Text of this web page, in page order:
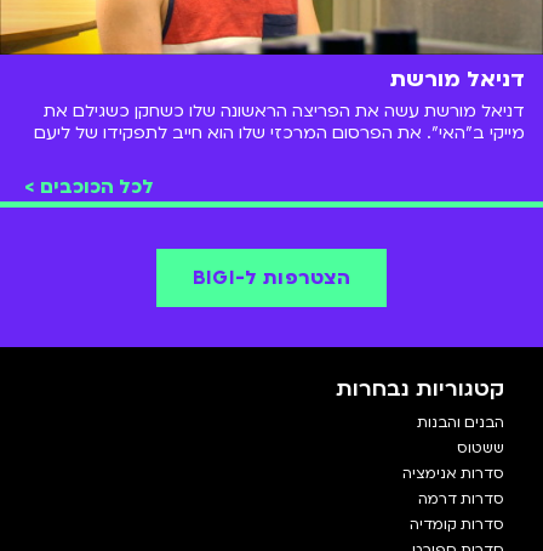
דניאל מורשת
דניאל מורשת עשה את הפריצה הראשונה שלו כשחקן כשגילם את
מייקי ב"האי". את הפרסום המרכזי שלו הוא חייב לתפקידו של ליעם
לכל הכוכבים >
הצטרפות ל-BIGI
קטגוריות נבחרות
הבנים והבנות
ששטוס
סדרות אנימציה
סדרות דרמה
סדרות קומדיה